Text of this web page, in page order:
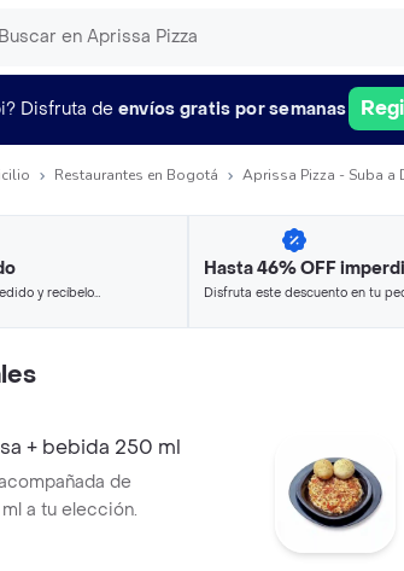
Disfruta de envíos gratis por semanas
Restaurantes en Bogotá Aprissa Pizza - Suba a
y recíbelo
Hasta 46% OFF
Disfruta este descuento en tu
+ bebida 250 ml
de
a tu elección.